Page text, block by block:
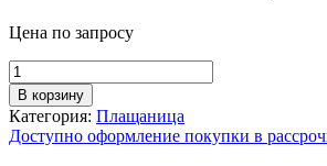
Цена по запросу
Количество
товара
Памятник
плащаница-023
В корзину
Категория: Плащаница
Доступно оформление покупки в